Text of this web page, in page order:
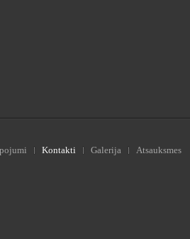
Kontakti Galerija Atsauksmes